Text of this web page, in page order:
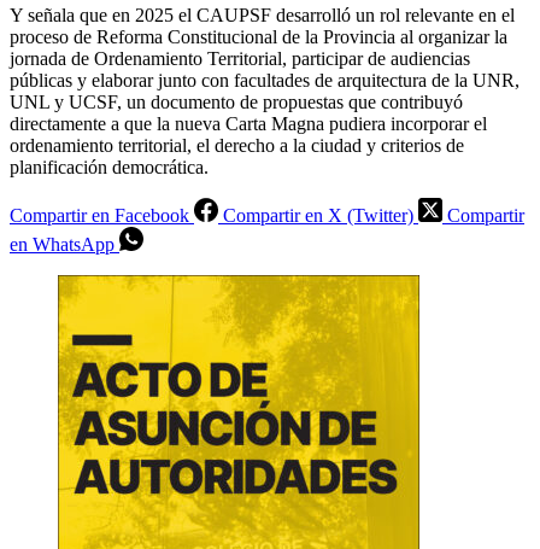
Y señala que en 2025 el CAUPSF desarrolló un rol relevante en el
proceso de Reforma Constitucional de la Provincia al organizar la
jornada de Ordenamiento Territorial, participar de audiencias
públicas y elaborar junto con facultades de arquitectura de la UNR,
UNL y UCSF, un documento de propuestas que contribuyó
directamente a que la nueva Carta Magna pudiera incorporar el
ordenamiento territorial, el derecho a la ciudad y criterios de
planificación democrática.
Compartir en Facebook Compartir en X (Twitter)
Compartir
en WhatsApp